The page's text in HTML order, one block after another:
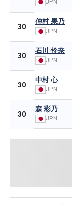
JPN
30
仲村 果乃
JPN
30
石川 怜奈
JPN
30
中村 心
JPN
30
森 彩乃
JPN